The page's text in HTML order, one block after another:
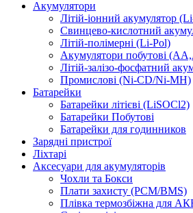
Акумулятори
Літій-іонний акумулятор
Свинцево-кислотний
Літій-полімерні (Li-Pol)
Акумулятори побутові
Літій-залізо-фосфатний
Промислові (Ni-CD/Ni-MH)
Батарейки
Батарейки літієві (LiSOCl2)
Батарейки Побутові
Батарейки для годинников
Зарядні пристрої
Ліхтарі
Аксесуари для акумуляторів
Чохли та Бокси
Плати захисту (PCM/BMS)
Плівка термозбіжна для